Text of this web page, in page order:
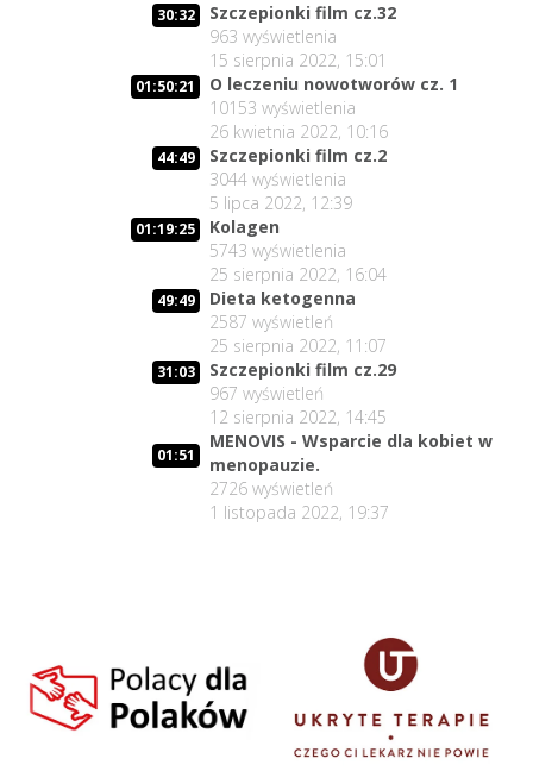
30:32
Szczepionki film cz.32
963 wyświetlenia
15 sierpnia 2022, 15:01
01:50:21
O leczeniu nowotworów cz. 1
10153 wyświetlenia
26 kwietnia 2022, 10:16
44:49
Szczepionki film cz.2
3044 wyświetlenia
5 lipca 2022, 12:39
01:19:25
Kolagen
5743 wyświetlenia
25 sierpnia 2022, 16:04
49:49
Dieta ketogenna
2587 wyświetleń
25 sierpnia 2022, 11:07
31:03
Szczepionki film cz.29
967 wyświetleń
12 sierpnia 2022, 14:45
01:51
MENOVIS - Wsparcie dla kobiet w
menopauzie.
2726 wyświetleń
1 listopada 2022, 19:37